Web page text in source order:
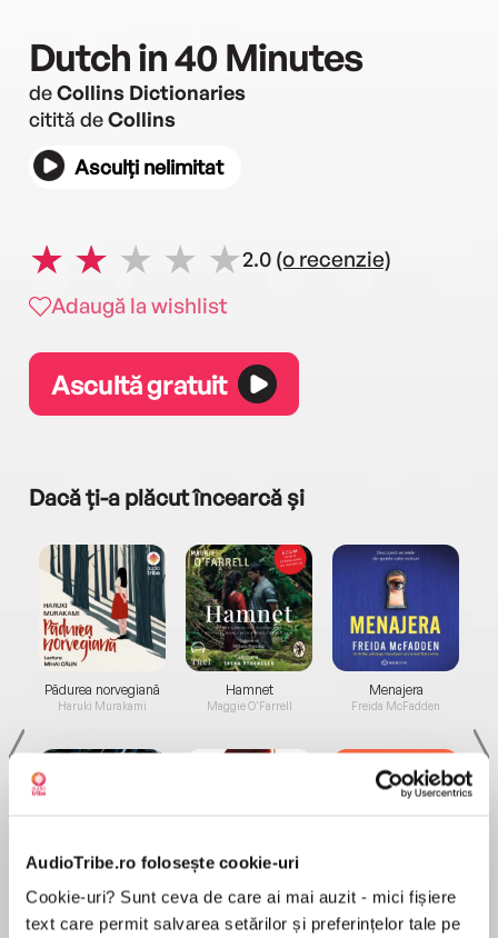
AudioTribe.ro folosește cookie-uri
Cookie-uri? Sunt ceva de care ai mai auzit - mici fișiere
text care permit salvarea setărilor și preferințelor tale pe
Dutch in 40 Minutes
deCollins Dictionaries
citită deCollins
Asculți nelimitat
2.0 (o recenzie)
Adaugă la wishlist
Ascultă gratuit
Dacă ți-a plăcut încearcă și
Pădurea norvegiană
Haruki Murakami
Elita de Argint (Elita
de...
Hamnet
Maggie O'Farrell
Diavolul se îmbracă de
la...
Menajera
Freida McFadden
Migdală
Sohn Won-pyung